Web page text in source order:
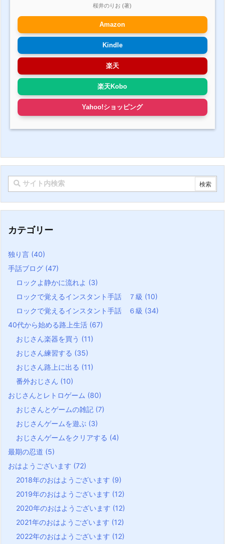
桜井のりお (著)
Amazon
Kindle
楽天
楽天Kobo
Yahoo!ショッピング
カテゴリー
独り言 (40)
手話ブログ (47)
ロックよ静かに流れよ (3)
ロックで覚えるインスタント手話 ７級 (10)
ロックで覚えるインスタント手話 ６級 (34)
40代から始める路上生活 (67)
おじさん楽器を買う (11)
おじさん練習する (35)
おじさん路上に出る (11)
番外おじさん (10)
おじさんとレトロゲーム (80)
おじさんとゲームの雑記 (7)
おじさんゲームを遊ぶ (3)
おじさんゲームをクリアする (4)
最期の忍道 (5)
おはようございます (72)
2018年のおはようございます (9)
2019年のおはようございます (12)
2020年のおはようございます (12)
2021年のおはようございます (12)
2022年のおはようございます (12)